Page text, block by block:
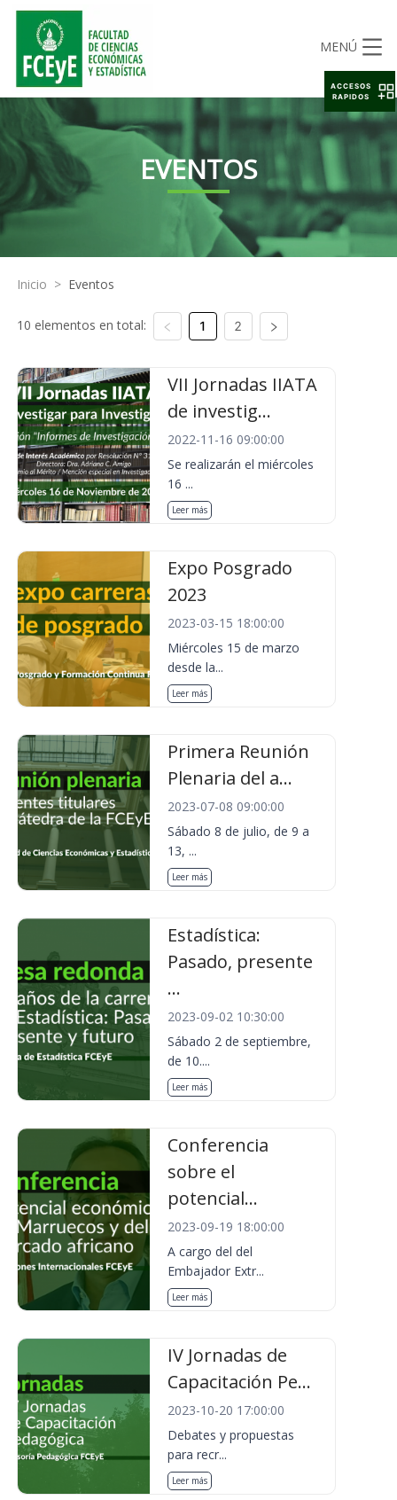
MENÚ
EVENTOS
Inicio > Eventos
10 elementos en total: 1 2
VII Jornadas IIATA
de investig...
2022-11-16 09:00:00
Se realizarán el miércoles
16 ...
Leer más
Expo Posgrado
2023
2023-03-15 18:00:00
Miércoles 15 de marzo
desde la...
Leer más
Primera Reunión
Plenaria del a...
2023-07-08 09:00:00
Sábado 8 de julio, de 9 a
13, ...
Leer más
Estadística:
Pasado, presente
...
2023-09-02 10:30:00
Sábado 2 de septiembre,
de 10....
Leer más
Conferencia
sobre el
potencial...
2023-09-19 18:00:00
A cargo del del
Embajador Extr...
Leer más
IV Jornadas de
Capacitación Pe...
2023-10-20 17:00:00
Debates y propuestas
para recr...
Leer más
ACCESOS
RAPIDOS